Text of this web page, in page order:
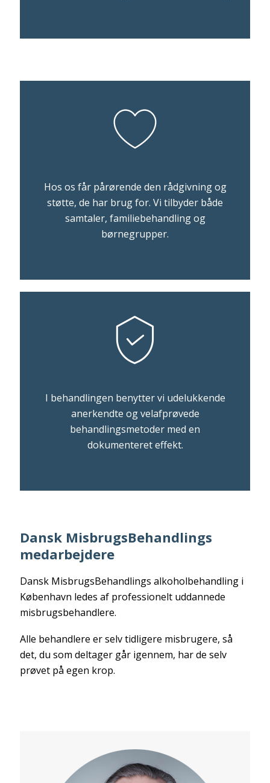
Hos os får pårørende den rådgivning og
støtte, de har brug for. Vi tilbyder både
samtaler, familiebehandling og
børnegrupper.
I behandlingen benytter vi udelukkende
anerkendte og velafprøvede
behandlingsmetoder med en
dokumenteret effekt.
Dansk MisbrugsBehandlings
medarbejdere
Dansk MisbrugsBehandlings alkoholbehandling i
København ledes af professionelt uddannede
misbrugsbehandlere.
Alle behandlere er selv tidligere misbrugere, så
det, du som deltager går igennem, har de selv
prøvet på egen krop.